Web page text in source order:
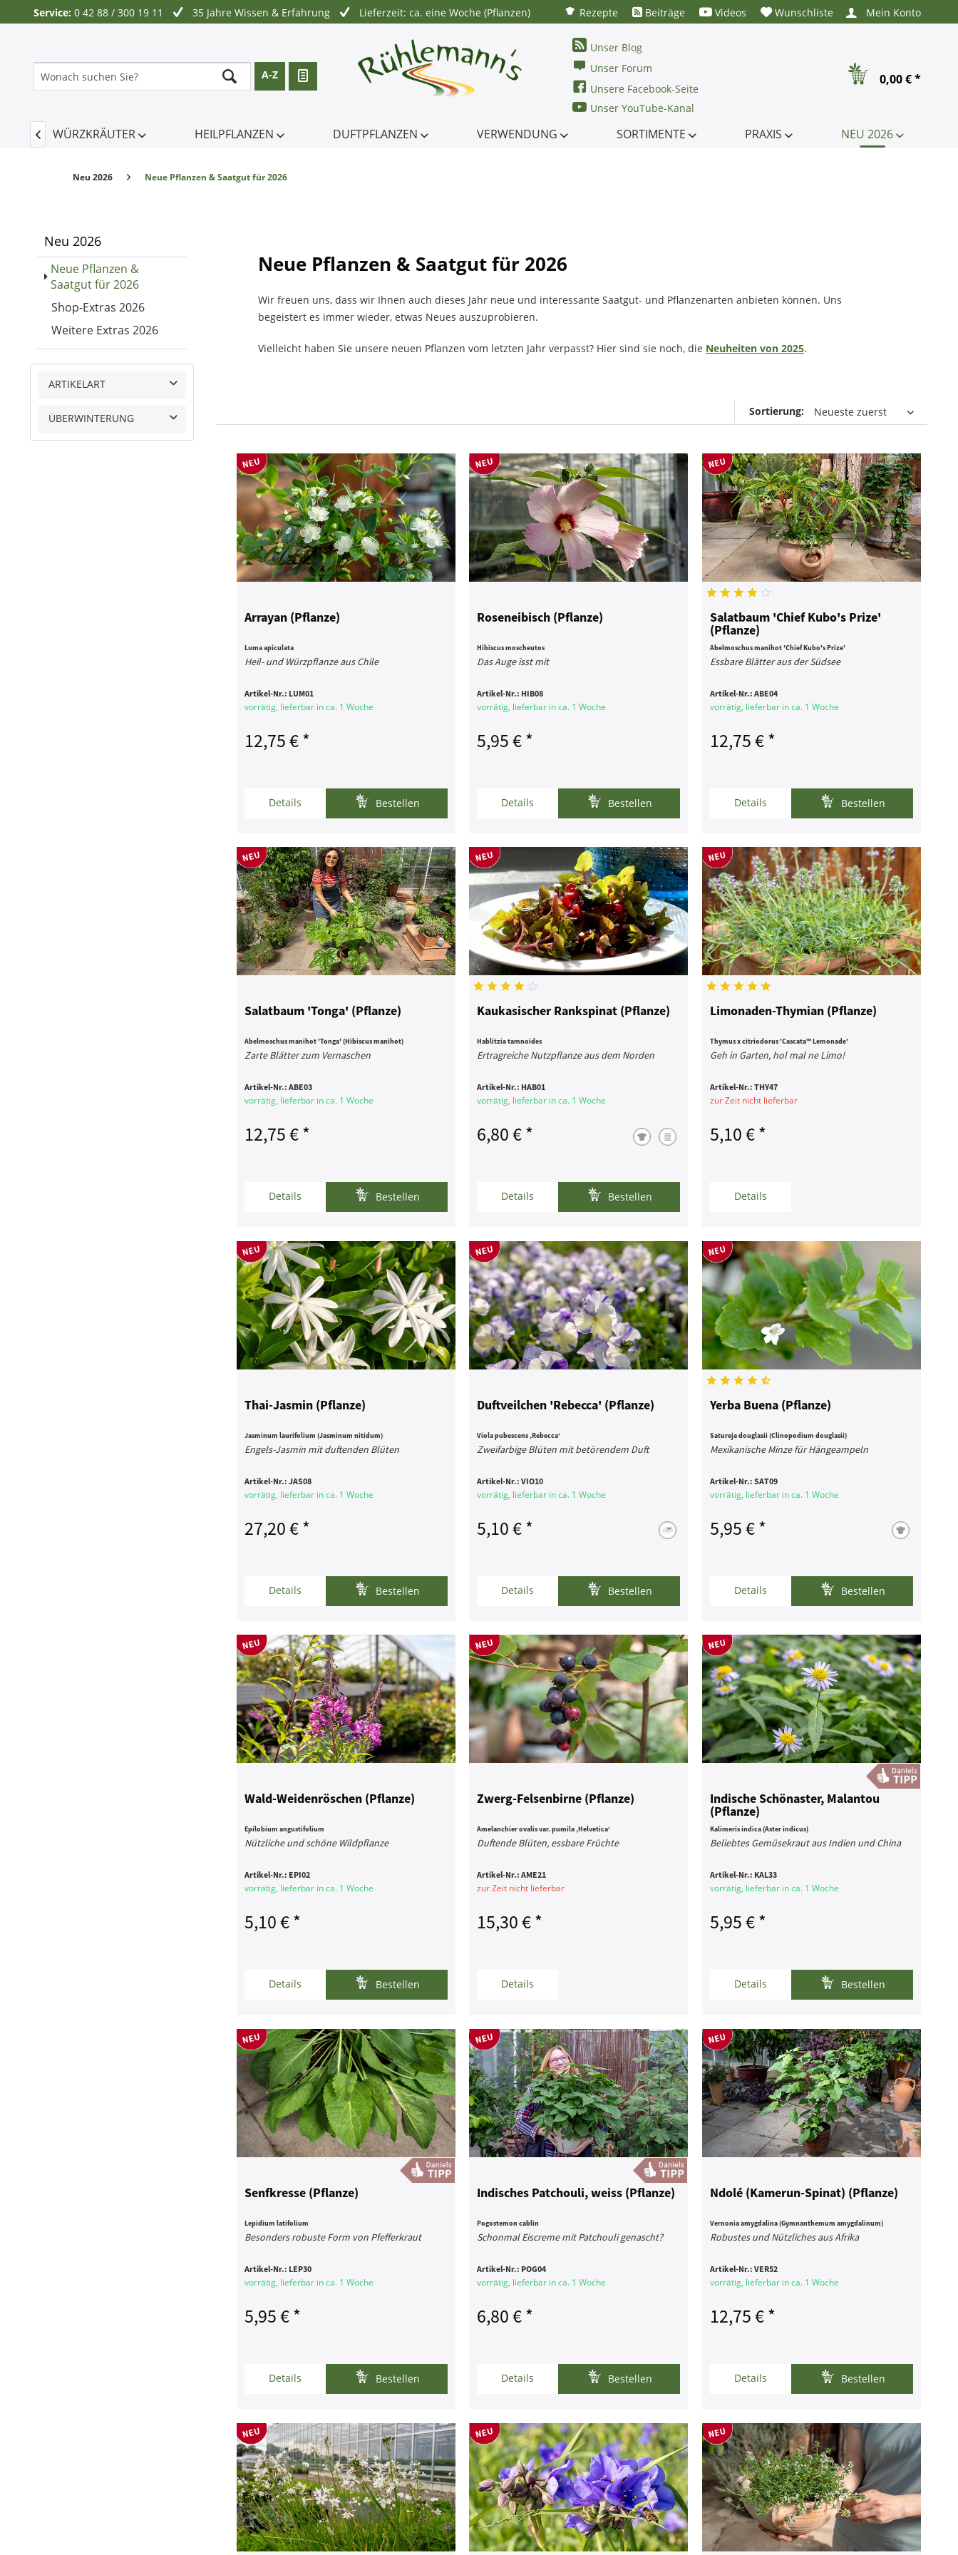
Service: 0 42 88 / 300 19 11 35 Jahre Wissen & Erfahrung Lieferzeit: ca. eine Woche (Pflanzen) Rezepte Beiträge Videos Wunschliste Mein Konto
A-Z
Unser Blog
Unser Forum
Unsere Facebook-Seite
Unser YouTube-Kanal
0,00 € *
WÜRZKRÄUTER HEILPFLANZEN DUFTPFLANZEN VERWENDUNG SORTIMENTE PRAXIS NEU 2026

Neu 2026 Neue Pflanzen & Saatgut für 2026
Neu 2026
Neue Pflanzen &
Saatgut für 2026
Shop-Extras 2026
Weitere Extras 2026
ARTIKELART
Saatgut
ÜBERWINTERUNG
Neue Pflanzen & Saatgut für 2026
Wir freuen uns, dass wir Ihnen auch dieses Jahr neue und interessante Saatgut- und Pflanzenarten anbieten können. Uns
begeistert es immer wieder, etwas Neues auszuprobieren.
Vielleicht haben Sie unsere neuen Pflanzen vom letzten Jahr verpasst? Hier sind sie noch, die Neuheiten von 2025.
Sortierung:
Arrayan (Pflanze)
Luma apiculata
Heil- und Würzpflanze aus Chile
Artikel-Nr.: LUM01
vorrätig, lieferbar in ca. 1 Woche
12,75 € *
Details Bestellen
Roseneibisch (Pflanze)
Hibiscus moscheutos
Das Auge isst mit
Artikel-Nr.: HIB08
vorrätig, lieferbar in ca. 1 Woche
5,95 € *
Details Bestellen
Salatbaum 'Chief Kubo's Prize'
(Pflanze)
Abelmoschus manihot 'Chief Kubo's Prize'
Essbare Blätter aus der Südsee
Artikel-Nr.: ABE04
vorrätig, lieferbar in ca. 1 Woche
12,75 € *
Details Bestellen
Salatbaum 'Tonga' (Pflanze)
Abelmoschus manihot 'Tonga' (Hibiscus manihot)
Zarte Blätter zum Vernaschen
Artikel-Nr.: ABE03
vorrätig, lieferbar in ca. 1 Woche
12,75 € *
Details Bestellen
Kaukasischer Rankspinat (Pflanze)
Hablitzia tamnoides
Ertragreiche Nutzpflanze aus dem Norden
Artikel-Nr.: HAB01
vorrätig, lieferbar in ca. 1 Woche
6,80 € *
Details Bestellen
Limonaden-Thymian (Pflanze)
Thymus x citriodorus 'Cascata™ Lemonade'
Geh in Garten, hol mal ne Limo!
Artikel-Nr.: THY47
zur Zeit nicht lieferbar
5,10 € *
Details
Thai-Jasmin (Pflanze)
Jasminum laurifolium (Jasminum nitidum)
Engels-Jasmin mit duftenden Blüten
Artikel-Nr.: JAS08
vorrätig, lieferbar in ca. 1 Woche
27,20 € *
Details Bestellen
Duftveilchen 'Rebecca' (Pflanze)
Viola pubescens ‚Rebecca‘
Zweifarbige Blüten mit betörendem Duft
Artikel-Nr.:VIO10
vorrätig, lieferbar in ca. 1 Woche
5,10 € *
Details Bestellen
Yerba Buena (Pflanze)
Satureja douglasii (Clinopodium douglasii)
Mexikanische Minze für Hängeampeln
Artikel-Nr.: SAT09
vorrätig, lieferbar in ca. 1 Woche
5,95 € *
Details Bestellen
Wald-Weidenröschen (Pflanze)
Epilobium angustifolium
Nützliche und schöne Wildpflanze
Artikel-Nr.: EPI02
vorrätig, lieferbar in ca. 1 Woche
5,10 € *
Details Bestellen
Zwerg-Felsenbirne (Pflanze)
Amelanchier ovalis var. pumila ‚Helvetica‘
Duftende Blüten, essbare Früchte
Artikel-Nr.:AME21
zur Zeit nicht lieferbar
15,30 € *
Details
Indische Schönaster, Malantou
(Pflanze)
Kalimeris indica (Aster indicus)
Beliebtes Gemüsekraut aus Indien und China
Artikel-Nr.: KAL33
vorrätig, lieferbar in ca. 1 Woche
5,95 € *
Details Bestellen
Senfkresse (Pflanze)
Lepidium latifolium
Besonders robuste Form von Pfefferkraut
Artikel-Nr.: LEP30
vorrätig, lieferbar in ca. 1 Woche
5,95 € *
Details Bestellen
Indisches Patchouli, weiss (Pflanze)
Pogostemon cablin
Schonmal Eiscreme mit Patchouli genascht?
Artikel-Nr.: POG04
vorrätig, lieferbar in ca. 1 Woche
6,80 € *
Details Bestellen
Ndolé (Kamerun-Spinat) (Pflanze)
Vernonia amygdalina (Gymnanthemum amygdalinum)
Robustes und Nützliches aus Afrika
Artikel-Nr.: VER52
vorrätig, lieferbar in ca. 1 Woche
12,75 € *
Details Bestellen